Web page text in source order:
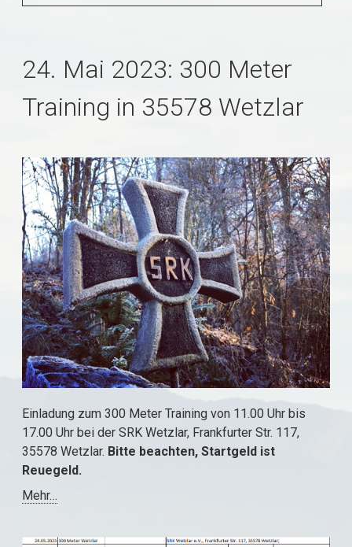
24. Mai 2023: 300 Meter
Training in 35578 Wetzlar
Einladung zum 300 Meter Training von 11.00 Uhr bis
17.00 Uhr bei der SRK Wetzlar, Frankfurter Str. 117,
35578 Wetzlar. Bitte beachten, Startgeld ist
Reuegeld.
Mehr…